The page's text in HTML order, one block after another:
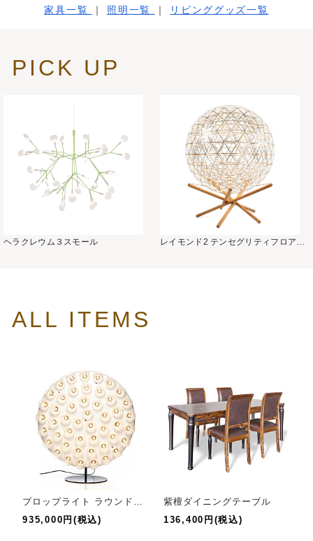
家具一覧 ｜ 照明一覧 ｜ リビンググッズ一覧
PICK UP
ヘラクレウム３スモール
レイモンド2 テンセグリティフロアラ
ALL ITEMS
935,000円(税込)
紫檀ダイニングテーブル
136,400円(税込)